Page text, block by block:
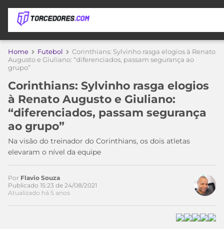
APOSTAS
DE
APOSTA
MELHORES
SITES
DE
APOSTAS
2026
CÓDIGO
ÚLTIMAS
COPA
DO
MUNDO
TIMES
MEU
TIME
CAMPEONATOS
Home Futebol
Corinthians: Sylvinho rasga elogios à Renato
Augusto e Giuliano: “diferenciados, passam segurança ao
grupo”
Corinthians: Sylvinho rasga elogios
à Renato Augusto e Giuliano:
“diferenciados, passam segurança
ao grupo”
Na visão do treinador do Corinthians, os dois atletas
elevaram o nível da equipe
Por Flavio Souza
Publicado 15:23 de 24/08/2021
Atualizado há 5 anos